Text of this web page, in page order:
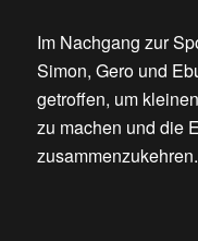
Im Nachgang zur
Simon, Gero und
getroffen, um
zu machen und die
zusammenzukehren.